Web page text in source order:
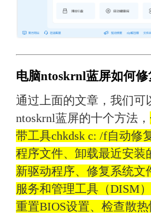
电脑ntoskrnl蓝屏如何修
通过上面的文章，我们可
ntoskrnl蓝屏的十个方法，
带工具chkdsk c: /f自动修
程序文件、卸载最近安装
新驱动程序、修复系统文
服务和管理工具（DISM
重置BIOS设置、检查散